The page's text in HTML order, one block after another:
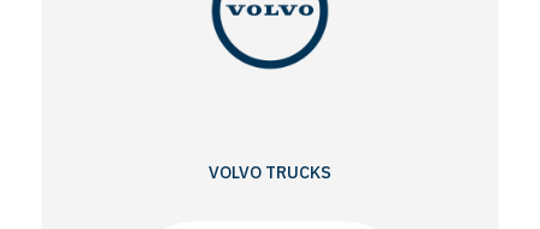
VOLVO TRUCKS